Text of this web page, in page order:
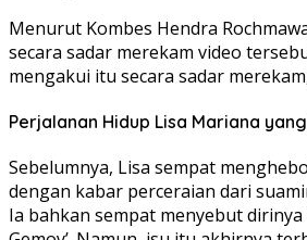
Menurut Kombes Hendra
secara sadar merekam video
mengakui itu secara sadar
Perjalanan Hidup Lisa Mariana
Sebelumnya, Lisa sempat
dengan kabar perceraian dari
Ia bahkan sempat menyebut dirinya